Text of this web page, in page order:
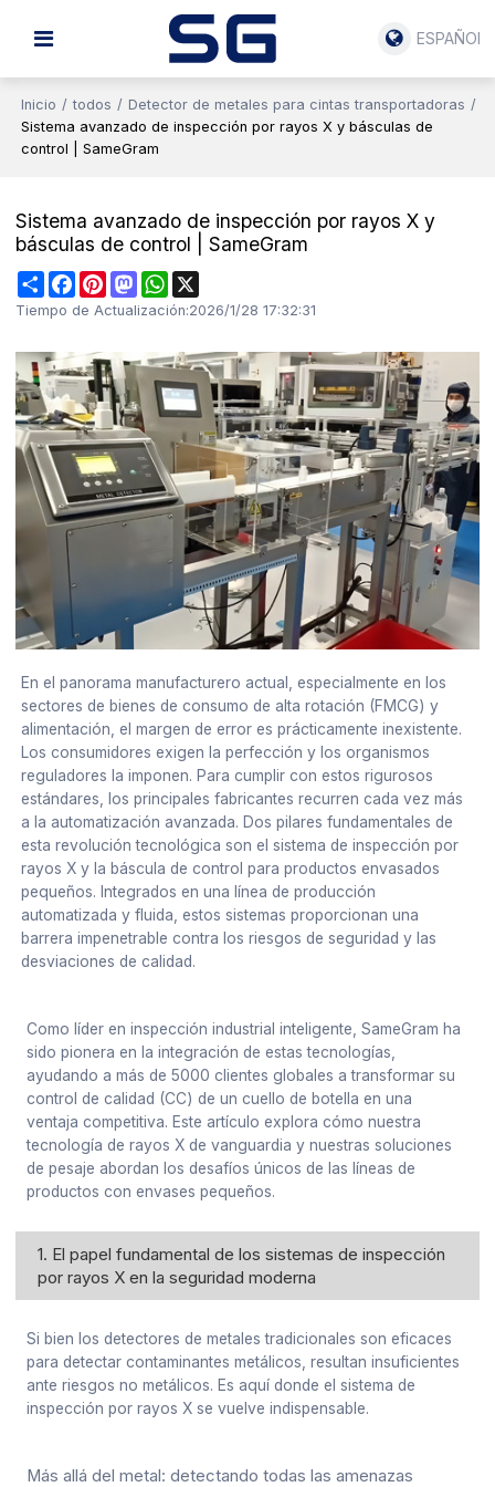
ESPAÑOL
Inicio / todos / Detector de metales para cintas transportadoras /
Sistema avanzado de inspección por rayos X y básculas de
control | SameGram
Sistema avanzado de inspección por rayos X y
básculas de control | SameGram
ShareFacebookPinterestMastodonWhatsApp
Tiempo de Actualización:2026/1/28 17:32:31
En el panorama manufacturero actual, especialmente en los
sectores de bienes de consumo de alta rotación (FMCG) y
alimentación, el margen de error es prácticamente inexistente.
Los consumidores exigen la perfección y los organismos
reguladores la imponen. Para cumplir con estos rigurosos
estándares, los principales fabricantes recurren cada vez más
a la automatización avanzada. Dos pilares fundamentales de
esta revolución tecnológica son el sistema de inspección por
rayos X y la báscula de control para productos envasados
pequeños. Integrados en una línea de producción
automatizada y fluida, estos sistemas proporcionan una
barrera impenetrable contra los riesgos de seguridad y las
desviaciones de calidad.
Como líder en inspección industrial inteligente, SameGram ha
sido pionera en la integración de estas tecnologías,
ayudando a más de 5000 clientes globales a transformar su
control de calidad (CC) de un cuello de botella en una
ventaja competitiva. Este artículo explora cómo nuestra
tecnología de rayos X de vanguardia y nuestras soluciones
de pesaje abordan los desafíos únicos de las líneas de
productos con envases pequeños.
1. El papel fundamental de los sistemas de inspección
por rayos X en la seguridad moderna
Si bien los detectores de metales tradicionales son eficaces
para detectar contaminantes metálicos, resultan insuficientes
ante riesgos no metálicos. Es aquí donde el sistema de
inspección por rayos X se vuelve indispensable.
Más allá del metal: detectando todas las amenazas